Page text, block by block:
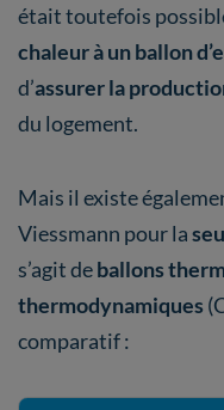
était toutefois
chaleur à un ballon
d’assurer la
du logement.
Mais il existe
Viessmann pour la
s’agit deballons
thermodynamiques
comparatif :